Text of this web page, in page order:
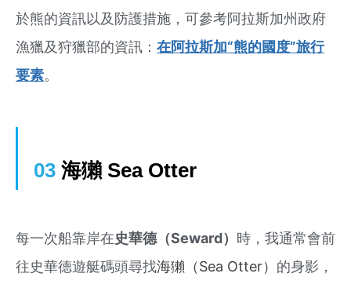
於熊的資訊以及防護措施，可參考阿拉斯加州政府
漁獵及狩獵部的資訊： 在阿拉斯加“熊的國度”旅行
要素。
03 海獺 Sea Otter
每一次船靠岸在史華德（Seward） 時，我通常會前
往史華德遊艇碼頭尋找海獺（Sea Otter） 的身影，